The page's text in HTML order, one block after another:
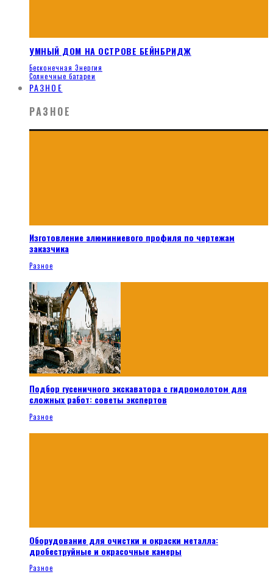
УМНЫЙ ДОМ НА ОСТРОВЕ БЕЙНБРИДЖ
Бесконечная Энергия
Солнечные батареи
РАЗНОЕ
РАЗНОЕ
Изготовление алюминиевого профиля по чертежам
заказчика
Разное
Подбор гусеничного экскаватора с гидромолотом для
сложных работ: советы экспертов
Разное
Оборудование для очистки и окраски металла:
дробеструйные и окрасочные камеры
Разное